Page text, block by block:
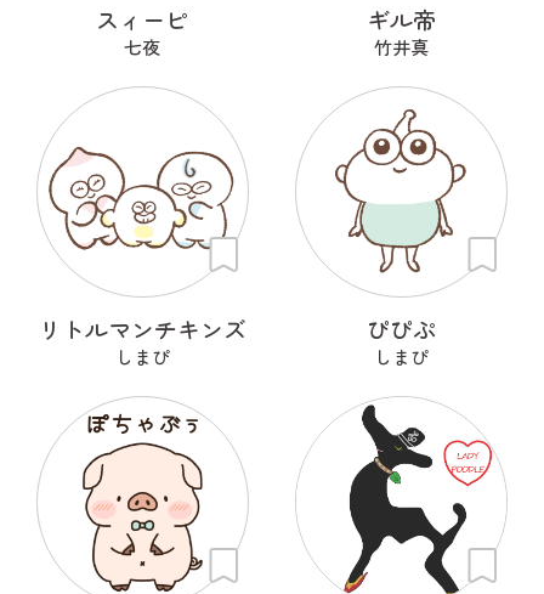
スィーピ
七夜
ギル帝
竹井真
リトルマンチキンズ
しまぴ
ぴぴぷ
しまぴ